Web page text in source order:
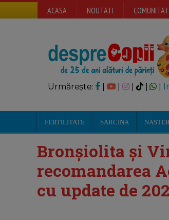
ACASA NOUTATI
Urmărește: | |
FERTILITATE SARCINA
Bronșiolita și
recomandarea
cu update de